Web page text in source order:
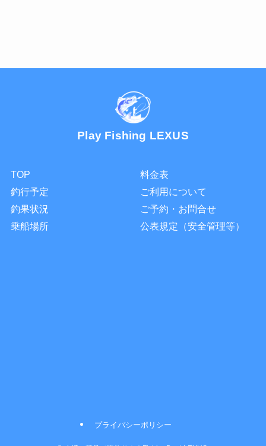
Play Fishing LEXUS
TOP
釣行予定
釣果状況
乗船場所
料金表
ご利用について
ご予約・お問合せ
公表規定（安全管理等）
プライバシーポリシー